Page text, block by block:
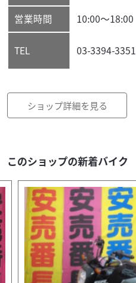
営業時間
10:00～18:00
TEL 03-3394-3351
ショップ詳細を見る
このショップの新着バイク